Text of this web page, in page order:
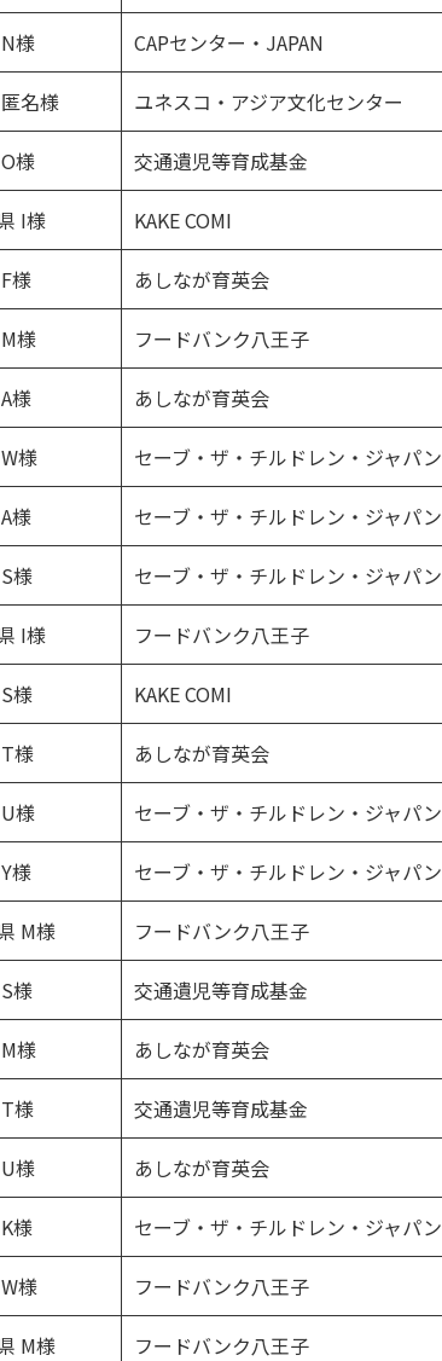
様 CAPセンター・JAPAN
名様 ユネスコ・アジア文化センター
様 交通遺児等育成基金
I様 KAKE COMI
様 あしなが育英会
様 フードバンク八王子
様 あしなが育英会
様 セーブ・ザ・チルドレン・ジャパン
様 セーブ・ザ・チルドレン・ジャパン
様 セーブ・ザ・チルドレン・ジャパン
I様 フードバンク八王子
様 KAKE COMI
様 あしなが育英会
様 セーブ・ザ・チルドレン・ジャパン
様 セーブ・ザ・チルドレン・ジャパン
M様 フードバンク八王子
様 交通遺児等育成基金
様 あしなが育英会
様 交通遺児等育成基金
様 あしなが育英会
様 セーブ・ザ・チルドレン・ジャパン
様 フードバンク八王子
M様 フードバンク八王子